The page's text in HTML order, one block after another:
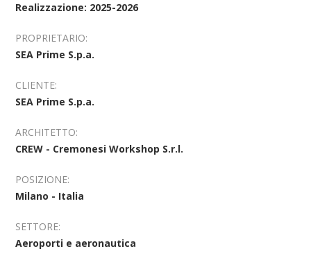
Realizzazione: 2025-2026
PROPRIETARIO:
SEA Prime S.p.a.
CLIENTE:
SEA Prime S.p.a.
ARCHITETTO:
CREW - Cremonesi Workshop S.r.l.
POSIZIONE:
Milano - Italia
SETTORE:
Aeroporti e aeronautica